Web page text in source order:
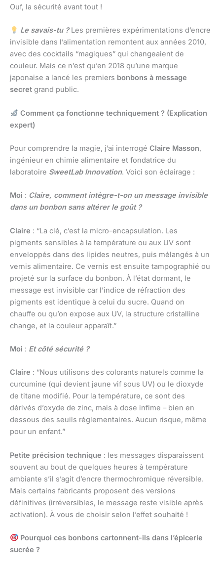
Ouf, la sécurité avant tout !
Le savais-tu ?Les premières expérimentations d’encre
invisible dans l’alimentation remontent aux années 2010,
avec des cocktails “magiques” qui changeaient de
couleur. Mais ce n’est qu’en 2018 qu’une marque
japonaise a lancé les premiers bonbons à message
secret grand public.
Comment ça fonctionne techniquement ? (Explication
expert)
Pour comprendre la magie, j’ai interrogé Claire Masson,
ingénieur en chimie alimentaire et fondatrice du
laboratoire SweetLab Innovation. Voici son éclairage :
Moi : Claire, comment intègre-t-on un message invisible
dans un bonbon sans altérer le goût ?
Claire : “La clé, c’est la micro-encapsulation. Les
pigments sensibles à la température ou aux UV sont
enveloppés dans des lipides neutres, puis mélangés à un
vernis alimentaire. Ce vernis est ensuite tampographié ou
projeté sur la surface du bonbon. À l’état dormant, le
message est invisible car l’indice de réfraction des
pigments est identique à celui du sucre. Quand on
chauffe ou qu’on expose aux UV, la structure cristalline
change, et la couleur apparaît.”
Moi : Et côté sécurité ?
Claire : “Nous utilisons des colorants naturels comme la
curcumine (qui devient jaune vif sous UV) ou le dioxyde
de titane modifié. Pour la température, ce sont des
dérivés d’oxyde de zinc, mais à dose infime – bien en
dessous des seuils réglementaires. Aucun risque, même
pour un enfant.”
Petite précision technique : les messages disparaissent
souvent au bout de quelques heures à température
ambiante s’il s’agit d’encre thermochromique réversible.
Mais certains fabricants proposent des versions
définitives (irréversibles, le message reste visible après
activation). À vous de choisir selon l’effet souhaité !
Pourquoi ces bonbons cartonnent-ils dans l’épicerie
sucrée ?